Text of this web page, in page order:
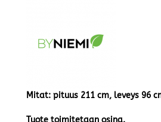
Mitat: pituus 211 cm, leveys 96